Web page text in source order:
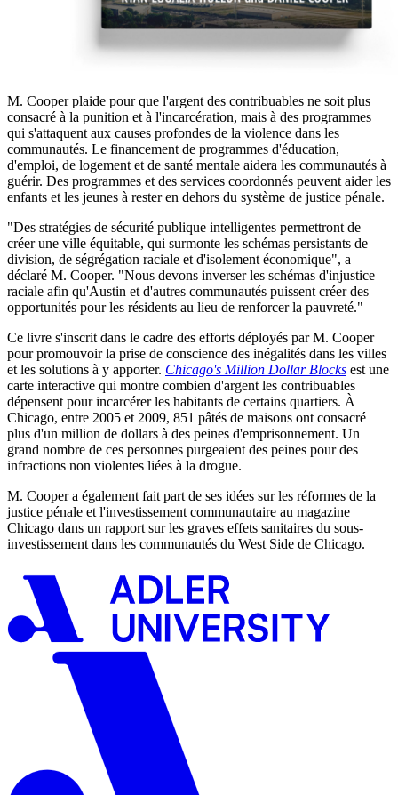
M. Cooper plaide pour que l'argent des contribuables ne soit plus
consacré à la punition et à l'incarcération, mais à des programmes
qui s'attaquent aux causes profondes de la violence dans les
communautés. Le financement de programmes d'éducation,
d'emploi, de logement et de santé mentale aidera les communautés à
guérir. Des programmes et des services coordonnés peuvent aider les
enfants et les jeunes à rester en dehors du système de justice pénale.
"Des stratégies de sécurité publique intelligentes permettront de
créer une ville équitable, qui surmonte les schémas persistants de
division, de ségrégation raciale et d'isolement économique", a
déclaré M. Cooper. "Nous devons inverser les schémas d'injustice
raciale afin qu'Austin et d'autres communautés puissent créer des
opportunités pour les résidents au lieu de renforcer la pauvreté."
Ce livre s'inscrit dans le cadre des efforts déployés par M. Cooper
pour promouvoir la prise de conscience des inégalités dans les villes
et les solutions à y apporter. Chicago's Million Dollar Blocks est une
carte interactive qui montre combien d'argent les contribuables
dépensent pour incarcérer les habitants de certains quartiers. À
Chicago, entre 2005 et 2009, 851 pâtés de maisons ont consacré
plus d'un million de dollars à des peines d'emprisonnement. Un
grand nombre de ces personnes purgeaient des peines pour des
infractions non violentes liées à la drogue.
M. Cooper a également fait part de ses idées sur les réformes de la
justice pénale et l'investissement communautaire au magazine
Chicago dans un rapport sur les graves effets sanitaires du sous-
investissement dans les communautés du West Side de Chicago.